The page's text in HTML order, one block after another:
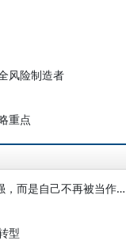
风险制造者
重点
张超：欧洲“焦虑”的根源：不是因为中国太强，而是自己不再被当作榜样
型